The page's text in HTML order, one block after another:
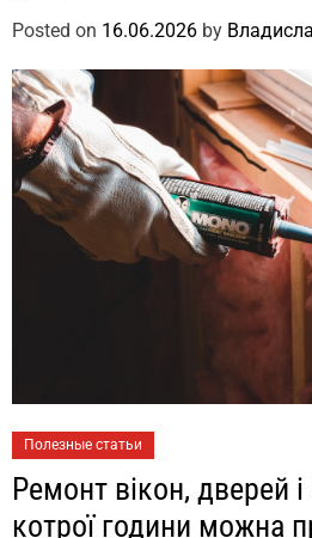
Posted on 16.06.2026 by
Полезные статьи
Ремонт вікон, дверей і
котрої години можна